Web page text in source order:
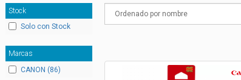
Stock
Solo con Stock
Marcas
CANON (86)